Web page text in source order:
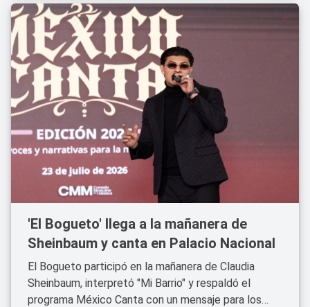
'El Bogueto' llega a la mañanera de
Sheinbaum y canta en Palacio Nacional
El Bogueto participó en la mañanera de Claudia
Sheinbaum, interpretó "Mi Barrio" y respaldó el
programa México Canta con un mensaje para los